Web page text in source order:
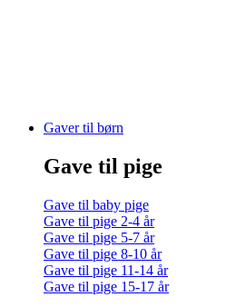
Gaver til børn
Gave til pige
Gave til baby pige
Gave til pige 2-4 år
Gave til pige 5-7 år
Gave til pige 8-10 år
Gave til pige 11-14 år
Gave til pige 15-17 år